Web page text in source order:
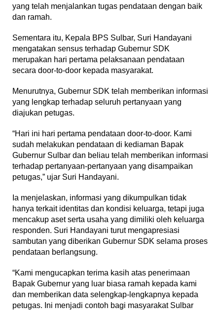
yang telah menjalankan tugas pendataan dengan baik
dan ramah.
Sementara itu, Kepala BPS Sulbar, Suri Handayani
mengatakan sensus terhadap Gubernur SDK
merupakan hari pertama pelaksanaan pendataan
secara door-to-door kepada masyarakat.
Menurutnya, Gubernur SDK telah memberikan informasi
yang lengkap terhadap seluruh pertanyaan yang
diajukan petugas.
“Hari ini hari pertama pendataan door-to-door. Kami
sudah melakukan pendataan di kediaman Bapak
Gubernur Sulbar dan beliau telah memberikan informasi
terhadap pertanyaan-pertanyaan yang disampaikan
petugas,” ujar Suri Handayani.
Ia menjelaskan, informasi yang dikumpulkan tidak
hanya terkait identitas dan kondisi keluarga, tetapi juga
mencakup aset serta usaha yang dimiliki oleh keluarga
responden. Suri Handayani turut mengapresiasi
sambutan yang diberikan Gubernur SDK selama proses
pendataan berlangsung.
“Kami mengucapkan terima kasih atas penerimaan
Bapak Gubernur yang luar biasa ramah kepada kami
dan memberikan data selengkap-lengkapnya kepada
petugas. Ini menjadi contoh bagi masyarakat Sulbar